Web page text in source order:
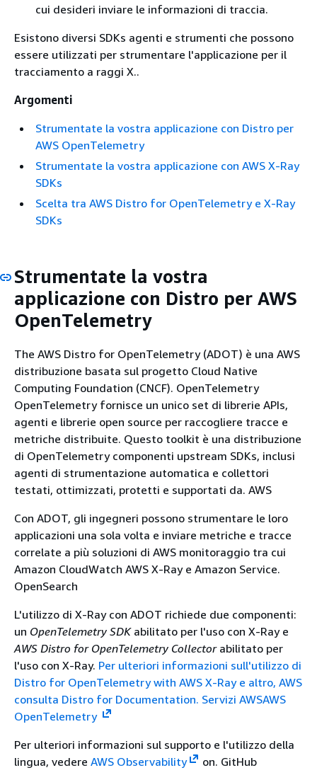
cui desideri inviare le informazioni di traccia.
Esistono diversi SDKs agenti e strumenti che possono
essere utilizzati per strumentare l'applicazione per il
tracciamento a raggi X..
Argomenti
Strumentate la vostra applicazione con Distro per
AWS OpenTelemetry
Strumentate la vostra applicazione con AWS X-Ray
SDKs
Scelta tra AWS Distro for OpenTelemetry e X-Ray
SDKs
Strumentate la vostra
applicazione con Distro per AWS
OpenTelemetry
The AWS Distro for OpenTelemetry (ADOT) è una AWS
distribuzione basata sul progetto Cloud Native
Computing Foundation (CNCF). OpenTelemetry
OpenTelemetry fornisce un unico set di librerie APIs,
agenti e librerie open source per raccogliere tracce e
metriche distribuite. Questo toolkit è una distribuzione
di OpenTelemetry componenti upstream SDKs, inclusi
agenti di strumentazione automatica e collettori
testati, ottimizzati, protetti e supportati da. AWS
Con ADOT, gli ingegneri possono strumentare le loro
applicazioni una sola volta e inviare metriche e tracce
correlate a più soluzioni di AWS monitoraggio tra cui
Amazon CloudWatch AWS X-Ray e Amazon Service.
OpenSearch
L'utilizzo di X-Ray con ADOT richiede due componenti:
un OpenTelemetry SDKabilitato per l'uso con X-Ray e
AWS Distro for OpenTelemetry Collectorabilitato per
l'uso con X-Ray. Per ulteriori informazioni sull'utilizzo di
Distro for OpenTelemetry with AWS X-Ray e altro, AWS
consulta Distro for Documentation. Servizi AWSAWS
OpenTelemetry
Per ulteriori informazioni sul supporto e l'utilizzo della
lingua, vedere AWS Observability on. GitHub